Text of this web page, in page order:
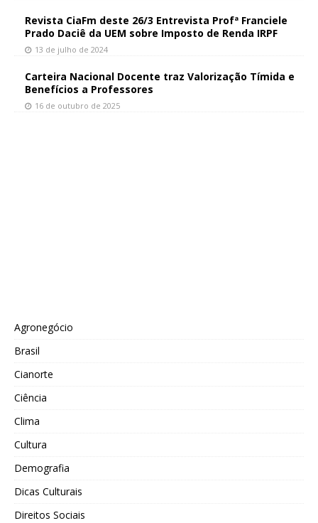
Revista CiaFm deste 26/3 Entrevista Profª Franciele
Prado Daciê da UEM sobre Imposto de Renda IRPF
13 de julho de 2024
Carteira Nacional Docente traz Valorização Tímida e
Benefícios a Professores
16 de outubro de 2025
Agronegócio
Brasil
Cianorte
Ciência
Clima
Cultura
Demografia
Dicas Culturais
Direitos Sociais